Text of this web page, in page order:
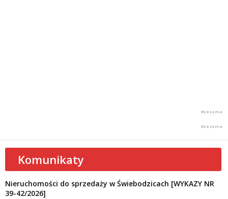
Komunikaty
Nieruchomości do sprzedaży w Świebodzicach [WYKAZY NR
39-42/2026]